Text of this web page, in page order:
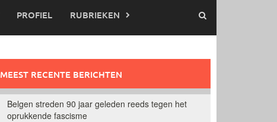
PROFIEL RUBRIEKEN
MEEST RECENTE BERICHTEN
Belgen streden 90 jaar geleden reeds tegen het
oprukkende fascisme